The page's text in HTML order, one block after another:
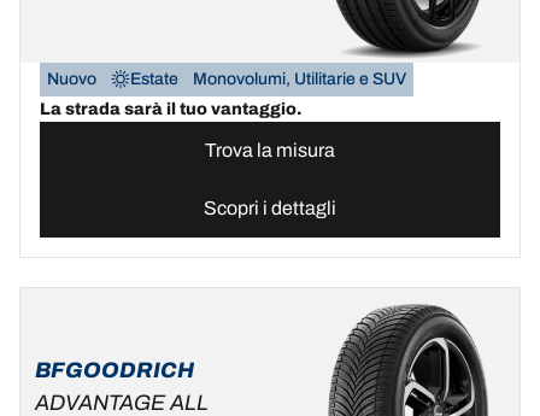
Nuovo Estate
Monovolumi, Utilitarie e SUV
La strada sarà il tuo vantaggio.
Trova la misura
Scopri i dettagli
BFGOODRICH
ADVANTAGE ALL